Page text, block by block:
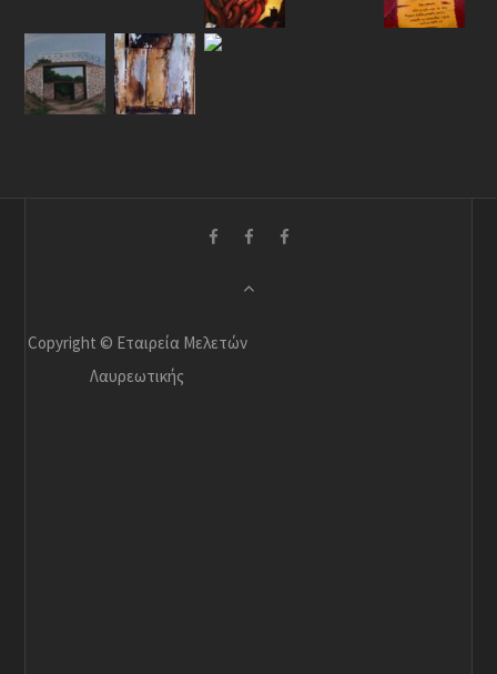
Copyright © Εταιρεία Μελετών
Λαυρεωτικής